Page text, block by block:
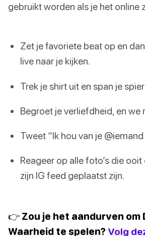
gebruikt worden als je het online
Zet je favoriete beat op en
live naar je kijken.
Trek je shirt uit en span je
Begroet je verliefdheid, en we
Tweet “Ik hou van je
Reageer op alle foto’s die
zijn IG feed geplaatst zijn.
👉 Zou je het aandurven om
Waarheid te spelen? Volg